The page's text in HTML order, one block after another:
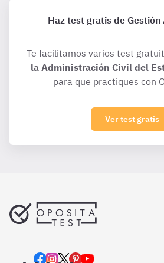
Haz test gratis de Gestión
Te facilitamos varios test
la Administración Civil del
para que practiques con
Ver test gratis